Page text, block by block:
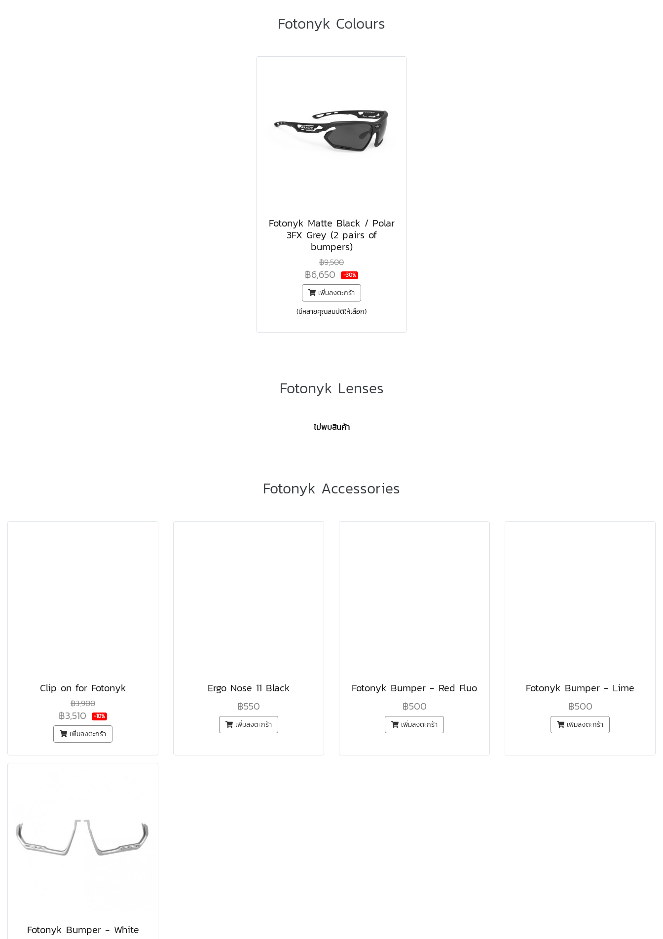
Fotonyk Colours
Fotonyk Matte Black / Polar
3FX Grey (2 pairs of
bumpers)
฿9,500
฿6,650 -30%
เพิ่มลงตะกร้า
(มีหลายคุณสมบัติให้เลือก)
Fotonyk Lenses
ไม่พบสินค้า
Fotonyk Accessories
Clip on for Fotonyk
฿3,900
฿3,510 -10%
เพิ่มลงตะกร้า
Ergo Nose 11 Black
฿550
เพิ่มลงตะกร้า
Fotonyk Bumper - Red Fluo
฿500
เพิ่มลงตะกร้า
Fotonyk Bumper - Lime
฿500
เพิ่มลงตะกร้า
Fotonyk Bumper - White